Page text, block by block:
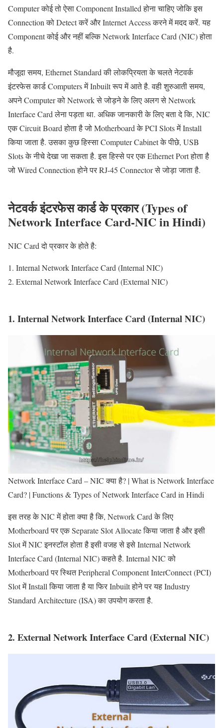
Computer कोई तो ऐसा Component Installed होना चाहिए जोकि इस
Connection को Detect करें और Internet Access करने में मदद करें. यह
Component कोई और नहीं बल्कि Network Interface Card (NIC) होता
है.
मौजूदा समय, Ethernet Standard की लोकप्रियता के चलते नेटवर्क
इंटरफेस कार्ड Computers में Inbuilt रूप में आते है. वही शुरुआती समय,
अपने Computer को Network से जोड़ने के लिए अलग से Network
Interface Card लेना पड़ता था. अधिक जानकारी के लिए बता दे कि, NIC
एक Circuit Board होता है जो Motherboard के PCI Slots में Install
किया जाता है. उसका कुछ हिस्सा Computer Cabinet के पीछे, USB
Slots के नीचे देखा जा सकता है. इस हिस्से पर एक Ethernet Port होता है
जो Wired Connection होने पर RJ-45 Connector से जोड़ा जाता है.
नेटवर्क इंटरफेस कार्ड के प्रकार (Types of
Network Interface Card-NIC in Hindi)
NIC Card दो प्रकार के होते है:
1. Internal Network Interface Card (Internal NIC)
2. External Network Interface Card (External NIC)
1. Internal Network Interface Card (Internal NIC)
Network Interface Card – NIC क्या है? | What is Network Interface
Card? | Functions & Types of Network Interface Card in Hindi
इस तरह के NIC में होता क्या है कि, Network Card के लिए
Motherboard पर एक Separate Slot Allocate किया जाता है और इसी
Slot में NIC इनस्टॉल होता है इसी वजह से इसे Internal Network
Interface Card (Internal NIC) कहते है. Internal NIC को
Motherboard पर स्थित Peripheral Component InterConnect (PCI)
Slot में Install किया जाता है या फिर Inbuilt होने पर यह Industry
Standard Architecture (ISA) का उपयोग करता है.
2. External Network Interface Card (External NIC)